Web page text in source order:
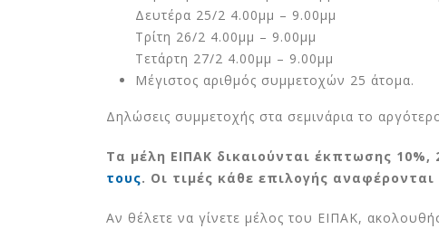
Δευτέρα 25/2 4.00μμ – 9.00μμ
Τρίτη 26/2 4.00μμ – 9.00μμ
Τετάρτη 27/2 4.00μμ – 9.00μμ
Μέγιστος αριθμός συμμετοχών 25 άτομα.
Δηλώσεις συμμετοχής στα σεμινάρια το
Τα μέλη ΕΙΠΑΚ δικαιούνται έκπτωσης 10%,
τους. Οι τιμές κάθε επιλογής
Αν θέλετε να γίνετε μέλος του ΕΙΠΑΚ,
Έρευνα Greenpeace:
Ασπίδα κατά του καύσωνα
& της ενεργειακής
16 Ιουλίου 2026
Στη Ρόδο η 2η Ετήσια
Σύνοδος Κορυφής του
10 Ιουλίου 2026